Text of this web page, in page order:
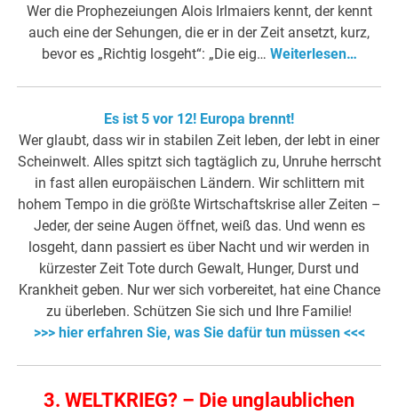
Wer die Prophezeiungen Alois Irlmaiers kennt, der kennt
auch eine der Sehungen, die er in der Zeit ansetzt, kurz,
bevor es „Richtig losgeht“: „Die eig… Weiterlesen…
Es ist 5 vor 12! Europa brennt!
Wer glaubt, dass wir in stabilen Zeit leben, der lebt in einer
Scheinwelt. Alles spitzt sich tagtäglich zu, Unruhe herrscht
in fast allen europäischen Ländern. Wir schlittern mit
hohem Tempo in die größte Wirtschaftskrise aller Zeiten –
Jeder, der seine Augen öffnet, weiß das. Und wenn es
losgeht, dann passiert es über Nacht und wir werden in
kürzester Zeit Tote durch Gewalt, Hunger, Durst und
Krankheit geben. Nur wer sich vorbereitet, hat eine Chance
zu überleben. Schützen Sie sich und Ihre Familie!
>>> hier erfahren Sie, was Sie dafür tun müssen <<<
3. WELTKRIEG? – Die unglaublichen